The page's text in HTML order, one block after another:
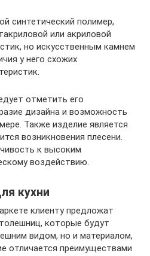
синтетический полимер,
или акриловой
но искусственным камнем
у него схожих
отметить его
дизайна и возможность
Также изделие является
возникновения плесени.
к высоким
воздействию.
кухни
клиенту предложат
которые будут
видом, но и материалом,
отличается преимуществами